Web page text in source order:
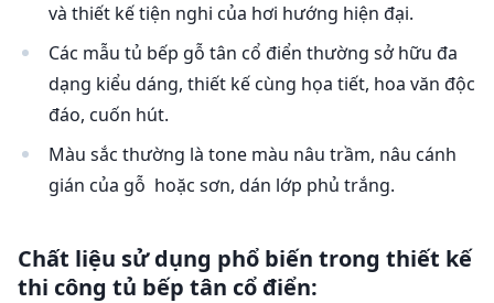
và thiết kế tiện nghi của hơi hướng hiện đại.
Các mẫu tủ bếp gỗ tân cổ điển thường sở hữu đa
dạng kiểu dáng, thiết kế cùng họa tiết, hoa văn độc
đáo, cuốn hút.
Màu sắc thường là tone màu nâu trầm, nâu cánh
gián của gỗ hoặc sơn, dán lớp phủ trắng.
Chất liệu sử dụng phổ biến trong thiết kế
thi công tủ bếp tân cổ điển: